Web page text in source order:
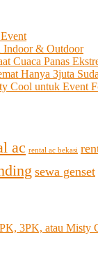
Indoor & Outdoor
Cuaca Panas
Hanya 3juta
Cool untuk Event
ac rental ac bekasi
sewa genset
3PK, atau Misty